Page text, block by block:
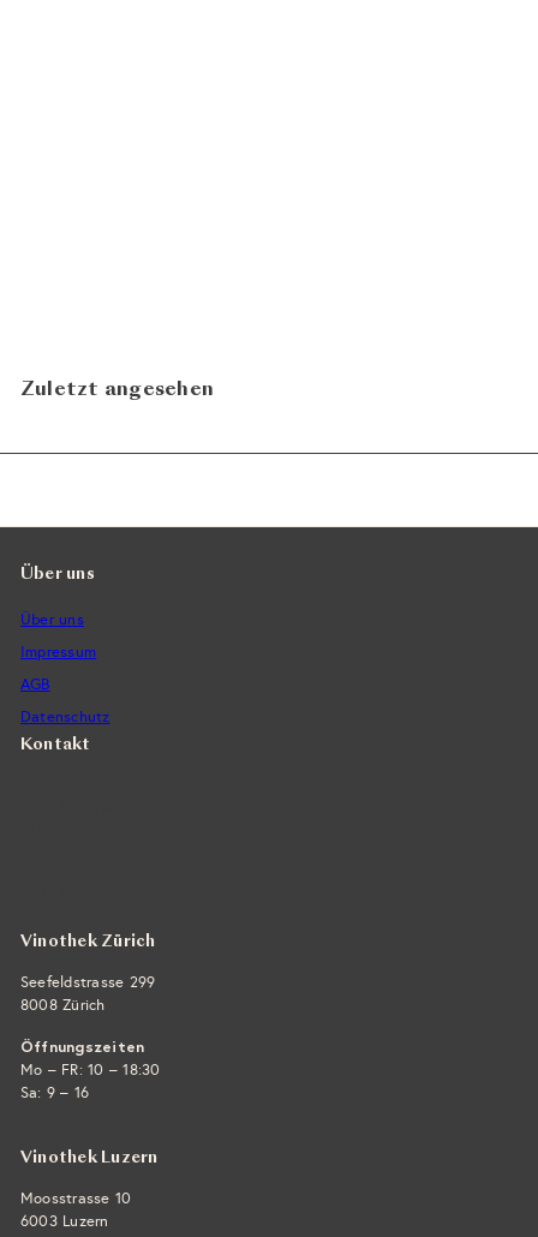
Zuletzt angesehen
Über uns
Über uns
Impressum
AGB
Datenschutz
Kontakt
Vinothek Zürich
Seefeldstrasse 299
8008 Zürich
Öffnungszeiten
Mo – FR: 10 – 18:30
Sa: 9 – 16
Vinothek Luzern
Moosstrasse 10
6003 Luzern